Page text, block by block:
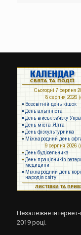
Незалежне
2019 році.